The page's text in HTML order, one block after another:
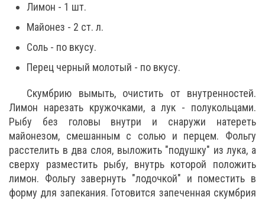
Лимон - 1 шт.
Майонез - 2 ст. л.
Соль - по вкусу.
Перец черный молотый - по вкусу.
Скумбрию вымыть, очистить от внутренностей.
Лимон нарезать кружочками, а лук - полукольцами.
Рыбу без головы внутри и снаружи натереть
майонезом, смешанным с солью и перцем. Фольгу
расстелить в два слоя, выложить "подушку" из лука, а
сверху разместить рыбу, внутрь которой положить
лимон. Фольгу завернуть "лодочкой" и поместить в
форму для запекания. Готовится запеченная скумбрия